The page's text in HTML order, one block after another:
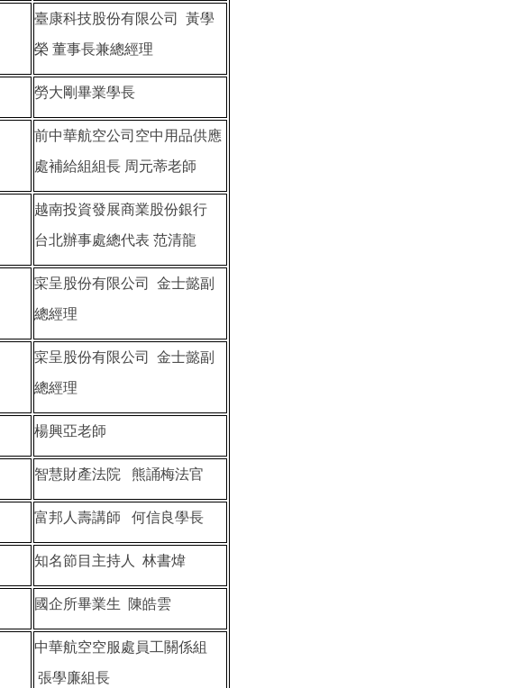
臺康科技股份有限公司 黃學
榮 董事長兼總經理
勞大剛畢業學長
前中華航空公司空中用品供應
處補給組組長 周元蒂老師
越南投資發展商業股份銀行
台北辦事處總代表 范清龍
寀呈股份有限公司 金士懿副
總經理
寀呈股份有限公司 金士懿副
總經理
楊興亞老師
智慧財產法院 熊誦梅法官
富邦人壽講師 何信良學長
知名節目主持人 林書煒
國企所畢業生 陳皓雲
中華航空空服處員工關係組
張學廉組長